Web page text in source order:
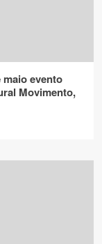
maio evento
Movimento,